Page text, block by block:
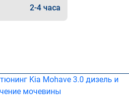
2-4 часа